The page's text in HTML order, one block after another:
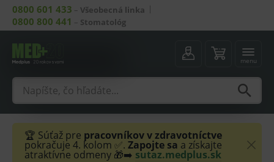
0800 601 433 – Všeobecná linka
0800 800 441 – Stomatológ
menu
🏆 Súťaž pre pracovníkov v zdravotníctve
pokračuje 4. kolom ✅. Zapojte sa a získajte
atraktívne odmeny 🎁➡️ sutaz.medplus.sk